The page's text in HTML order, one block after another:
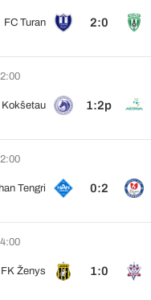
FC Turan 2:0
1:2p
Tengri 0:2
FK Ženys 1:0